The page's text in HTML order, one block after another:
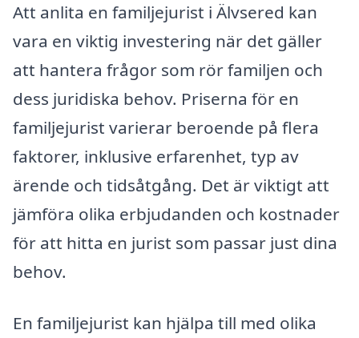
Att anlita en familjejurist i Älvsered kan
vara en viktig investering när det gäller
att hantera frågor som rör familjen och
dess juridiska behov. Priserna för en
familjejurist varierar beroende på flera
faktorer, inklusive erfarenhet, typ av
ärende och tidsåtgång. Det är viktigt att
jämföra olika erbjudanden och kostnader
för att hitta en jurist som passar just dina
behov.
En familjejurist kan hjälpa till med olika